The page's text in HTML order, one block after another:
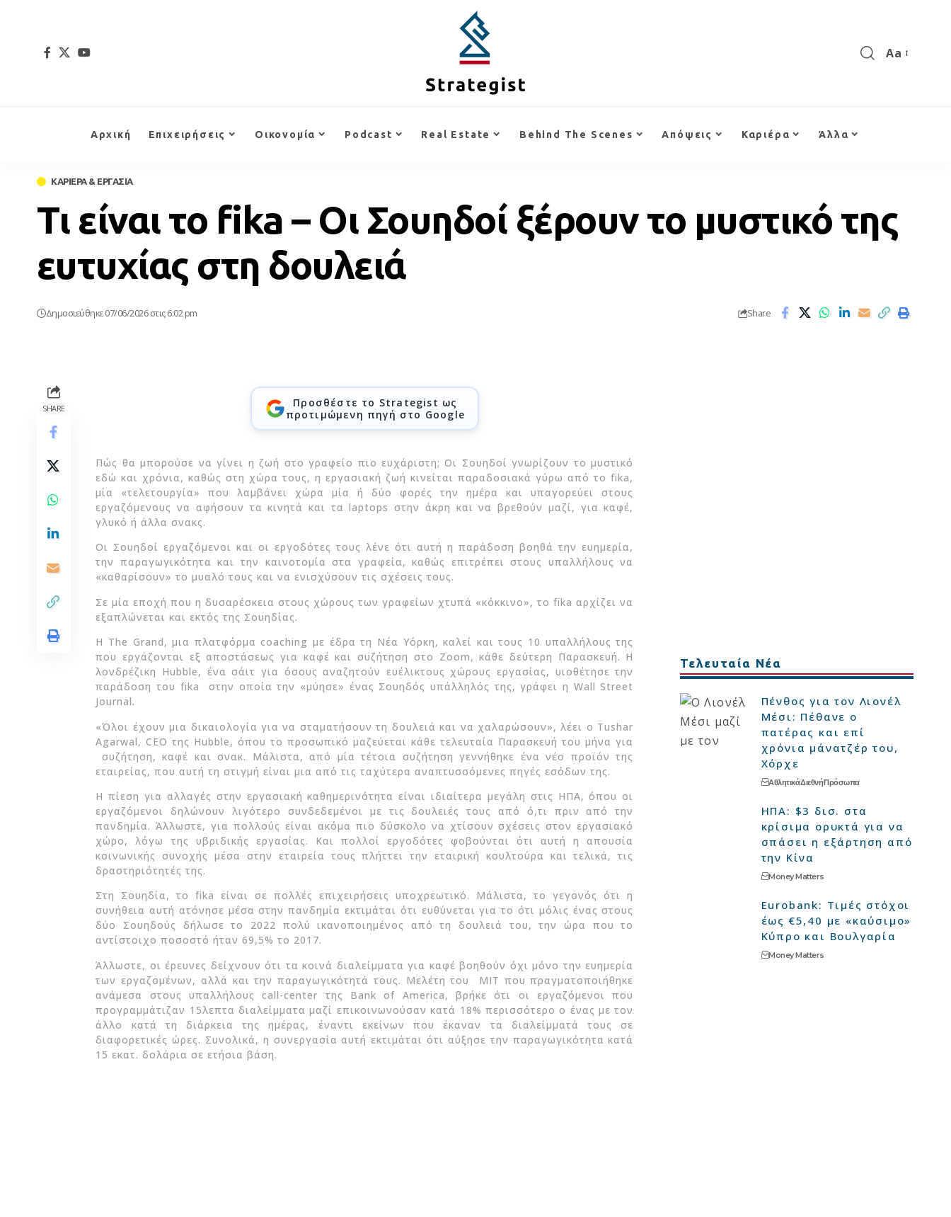
Aa
Αρχική Επιχειρήσεις Οικονομία Podcast Real Estate Behind The Scenes Απόψεις Καριέρα Άλλα
ΚΑΡΙΕΡΑ & ΕΡΓΑΣΙΑ
Τι είναι το fika – Οι Σουηδοί ξέρουν το μυστικό της
ευτυχίας στη δουλειά
Δημοσιεύθηκε 07/06/2026 στις 6:02 pm Share
SHARE
Προσθέστε το Strategist ως
προτιμώμενη πηγή στο Google
Πώς θα μπορούσε να γίνει η ζωή στο γραφείο πιο ευχάριστη; Οι Σουηδοί γνωρίζουν το μυστικό
εδώ και χρόνια, καθώς στη χώρα τους, η εργασιακή ζωή κινείται παραδοσιακά γύρω από το fika,
μία «τελετουργία» που λαμβάνει χώρα μία ή δύο φορές την ημέρα και υπαγορεύει στους
εργαζόμενους να αφήσουν τα κινητά και τα laptops στην άκρη και να βρεθούν μαζί, για καφέ,
γλυκό ή άλλα σνακς.
Οι Σουηδοί εργαζόμενοι και οι εργοδότες τους λένε ότι αυτή η παράδοση βοηθά την ευημερία,
την παραγωγικότητα και την καινοτομία στα γραφεία, καθώς επιτρέπει στους υπαλλήλους να
«καθαρίσουν» το μυαλό τους και να ενισχύσουν τις σχέσεις τους.
Σε μία εποχή που η δυσαρέσκεια στους χώρους των γραφείων χτυπά «κόκκινο», το fika αρχίζει να
εξαπλώνεται και εκτός της Σουηδίας.
Η The Grand, μια πλατφόρμα coaching με έδρα τη Νέα Υόρκη, καλεί και τους 10 υπαλλήλους της
που εργάζονται εξ αποστάσεως για καφέ και συζήτηση στο Zoom, κάθε δεύτερη Παρασκευή. Η
λονδρέζικη Hubble, ένα σάιτ για όσους αναζητούν ευέλικτους χώρους εργασίας, υιοθέτησε την
παράδοση του fika στην οποία την «μύησε» ένας Σουηδός υπάλληλός της, γράφει η Wall Street
Journal.
«Όλοι έχουν μια δικαιολογία για να σταματήσουν τη δουλειά και να χαλαρώσουν», λέει ο Tushar
Agarwal, CEO της Hubble, όπου το προσωπικό μαζεύεται κάθε τελευταία Παρασκευή του μήνα για
συζήτηση, καφέ και σνακ. Μάλιστα, από μία τέτοια συζήτηση γεννήθηκε ένα νέο προϊόν της
εταιρείας, που αυτή τη στιγμή είναι μια από τις ταχύτερα αναπτυσσόμενες πηγές εσόδων της.
Η πίεση για αλλαγές στην εργασιακή καθημερινότητα είναι ιδιαίτερα μεγάλη στις ΗΠΑ, όπου οι
εργαζόμενοι δηλώνουν λιγότερο συνδεδεμένοι με τις δουλειές τους από ό,τι πριν από την
πανδημία. Άλλωστε, για πολλούς είναι ακόμα πιο δύσκολο να χτίσουν σχέσεις στον εργασιακό
χώρο, λόγω της υβριδικής εργασίας. Και πολλοί εργοδότες φοβούνται ότι αυτή η απουσία
κοινωνικής συνοχής μέσα στην εταιρεία τους πλήττει την εταιρική κουλτούρα και τελικά, τις
δραστηριότητές της.
Στη Σουηδία, το fika είναι σε πολλές επιχειρήσεις υποχρεωτικό. Μάλιστα, το γεγονός ότι η
συνήθεια αυτή ατόνησε μέσα στην πανδημία εκτιμάται ότι ευθύνεται για το ότι μόλις ένας στους
δύο Σουηδούς δήλωσε το 2022 πολύ ικανοποιημένος από τη δουλειά του, την ώρα που το
αντίστοιχο ποσοστό ήταν 69,5% το 2017.
Άλλωστε, οι έρευνες δείχνουν ότι τα κοινά διαλείμματα για καφέ βοηθούν όχι μόνο την ευημερία
των εργαζομένων, αλλά και την παραγωγικότητά τους. Μελέτη του ΜΙΤ που πραγματοποιήθηκε
ανάμεσα στους υπαλλήλους call-center της Bank of America, βρήκε ότι οι εργαζόμενοι που
προγραμμάτιζαν 15λεπτα διαλείμματα μαζί επικοινωνούσαν κατά 18% περισσότερο ο ένας με τον
άλλο κατά τη διάρκεια της ημέρας, έναντι εκείνων που έκαναν τα διαλείμματά τους σε
διαφορετικές ώρες. Συνολικά, η συνεργασία αυτή εκτιμάται ότι αύξησε την παραγωγικότητα κατά
15 εκατ. δολάρια σε ετήσια βάση.
Τελευταία Νέα
Πένθος για τον Λιονέλ
Μέσι: Πέθανε ο
πατέρας και επί
χρόνια μάνατζέρ του,
Χόρχε
ΑθλητικάΔιεθνήΠρόσωπα
ΗΠΑ: $3 δισ. στα
κρίσιμα ορυκτά για να
σπάσει η εξάρτηση από
την Κίνα
Money Matters
Eurobank: Τιμές στόχοι
έως €5,40 με «καύσιμο»
Κύπρο και Βουλγαρία
Money Matters